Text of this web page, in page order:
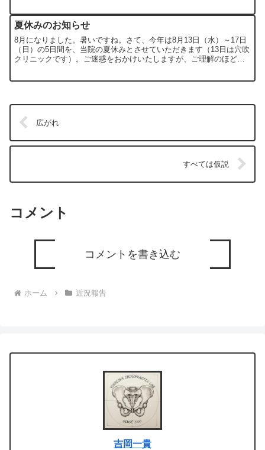
夏休みのお知らせ
8月になりました。暑いですね。さて、今年は8月13日（水）～17日
（日）の5日間を、当院の夏休みとさせていただきます（13日は穴吹
クリニックです）。ご迷惑をおかけいたしますが、ご理解のほど、
広がれ
すべては仮説
コメント
コメントを書き込む
ホーム 近況報告
吉岡一貴